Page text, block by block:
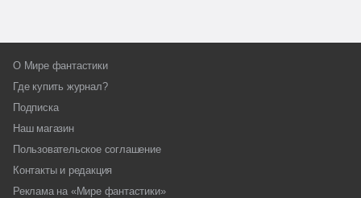
О Мире фантастики
Где купить журнал?
Подписка
Наш магазин
Пользовательское соглашение
Контакты и редакция
Реклама на «Мире фантастики»